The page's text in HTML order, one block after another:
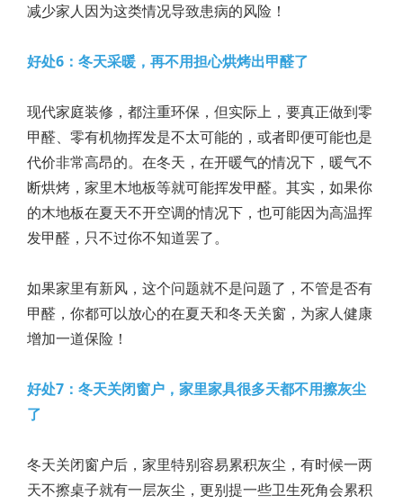
减少家人因为这类情况导致患病的风险！
好处6：冬天采暖，再不用担心烘烤出甲醛了
现代家庭装修，都注重环保，但实际上，要真正做到零
甲醛、零有机物挥发是不太可能的，或者即便可能也是
代价非常高昂的。在冬天，在开暖气的情况下，暖气不
断烘烤，家里木地板等就可能挥发甲醛。其实，如果你
的木地板在夏天不开空调的情况下，也可能因为高温挥
发甲醛，只不过你不知道罢了。
如果家里有新风，这个问题就不是问题了，不管是否有
甲醛，你都可以放心的在夏天和冬天关窗，为家人健康
增加一道保险！
好处7：冬天关闭窗户，家里家具很多天都不用擦灰尘
了
冬天关闭窗户后，家里特别容易累积灰尘，有时候一两
天不擦桌子就有一层灰尘，更别提一些卫生死角会累积